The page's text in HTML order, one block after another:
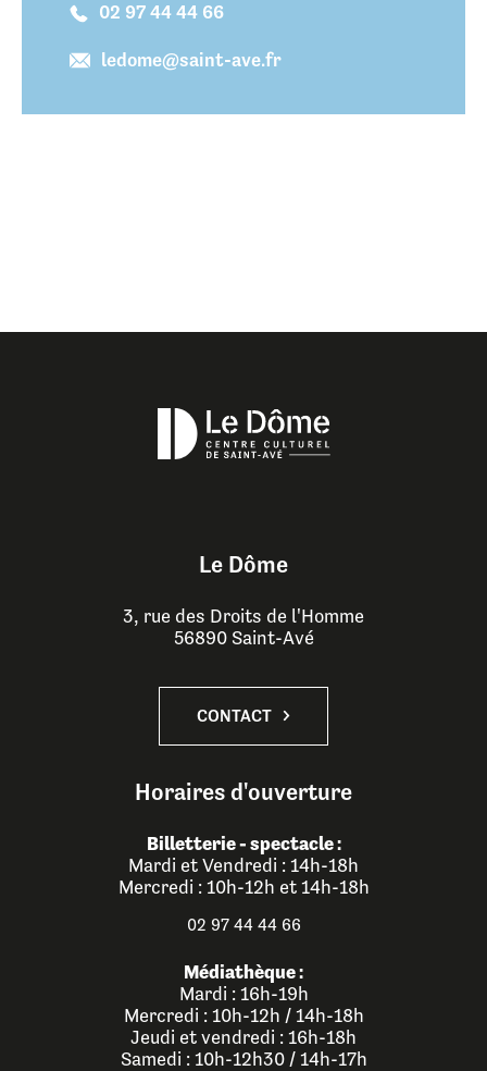
02 97 44 44 66
ledome@saint-ave.fr
Le Dôme
3, rue des Droits de l'Homme
56890 Saint-Avé
CONTACT
Horaires d'ouverture
Billetterie - spectacle :
Mardi et Vendredi : 14h-18h
Mercredi : 10h-12h et 14h-18h
02 97 44 44 66
Médiathèque :
Mardi : 16h-19h
Mercredi : 10h-12h / 14h-18h
Jeudi et vendredi : 16h-18h
Samedi : 10h-12h30 / 14h-17h